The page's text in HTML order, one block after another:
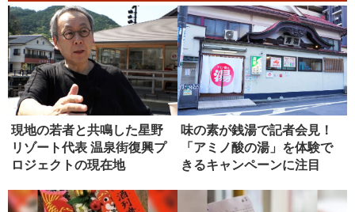
現地の若者と共鳴した星野
リゾート代表 温泉街復興プ
ロジェクトの現在地
味の素が銭湯で記者会見！
「アミノ酸の湯」を体験で
きるキャンペーンに注目